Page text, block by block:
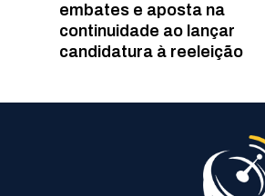
embates e aposta na
continuidade ao lançar
candidatura à reeleição